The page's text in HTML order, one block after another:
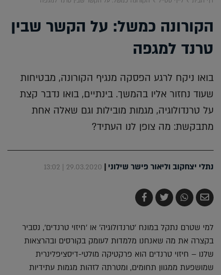
הקורונה כמשל: על הקשר שבין
טרנד למגפה
בואו ניקח לרגע הפסקה מנגיף הקורונה, מבטיחות
שעוד נחזור אליו בהמשך. בינתיים, בואו נדבר קצת
על טרנדולוגיה, מגמות מובילות וגם שאלה אחת
מתבקשת: מה צופן לנו העתיד?
נתלי יצחקוב וליאור פישר שילוני |
29.03.2020 | 13:02
שלח
בדואר
שתף
ב-
צייץ
ב-
שתף
ב-
למי שטרם נתקל במונח 'טרנדולוגיה' או 'חיזוי טרנדים', נסביר
בקצרה את מה שאנחנו מלמדות לעומק בקורסים ובהרצאות
שלנו – חיזוי טרנדים הוא פרקטיקה מולטי-דיסציפלינרית
שמושפעת ממגוון תחומים, ומטרתה לזהות מגמות עתידיות